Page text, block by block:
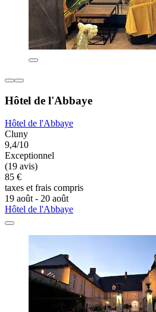
Hôtel de l'Abbaye
Hôtel de l'Abbaye
Cluny
9,4/10
Exceptionnel
(19 avis)
85 €
taxes et frais compris
19 août - 20 août
Hôtel de l'Abbaye